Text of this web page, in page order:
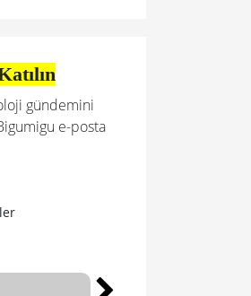
gündemini
e-posta